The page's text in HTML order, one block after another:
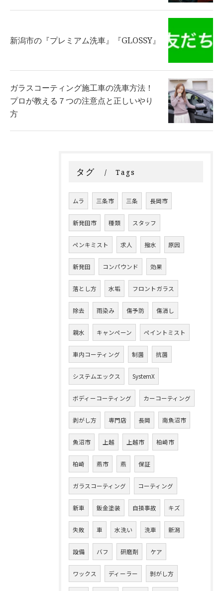
新潟市の『プレミアム洗車』『GLOSSY』
ガラスコーティング施工車の洗車方法！
プロが教える７つの注意点と正しいやり
方
タグ Tags
ムラ 三条市 三条 長岡市
新発田市 種類 スタッフ
ペンキミスト 求人 撥水 原因
新発田 コンパウンド 効果
落とし方 水垢 フロントガラス
除去 雨染み 傷予防 傷消し
親水 キャンペーン ペイントミスト
車内コーティング 制菌 抗菌
システムエックス SystemX
ボディーコーティング カーコーティング
剥がし方 専門店 長岡 南魚沼市
魚沼市 上越 上越市 柏崎市
柏崎 燕市 燕 保証
ガラスコーティング コーティング
新車 鈑金塗装 自損事故 キズ
失敗 車 水洗い 洗車 新潟
設備 バフ 研磨剤 ケア
ワックス ディーラー 剝がし方